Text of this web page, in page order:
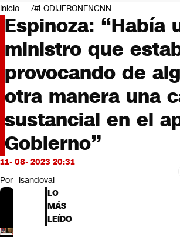
Negocios
Deportes
Programas completos
Cultura
Servicios
Bits
CNN tiempo
Futuro 360
Opinión
Inicio #LODIJERONENCNN
Espinoza: “Había
ministro que
provocando de
otra manera una
sustancial en el
Gobierno”
11- 08- 2023 20:31
Por lsandoval
LO
MÁS
LEÍDO